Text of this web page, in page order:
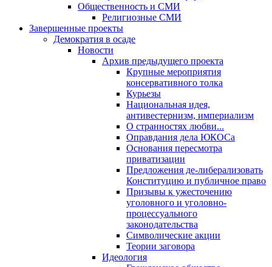
Общественность и СМИ
Религиозные СМИ
Завершенные проекты
Демократия в осаде
Новости
Архив предыдущего проекта
Крупные мероприятия
консервативного толка
Курьезы
Национальная идея,
антивестернизм, империализм
О странностях любви...
Оправдания дела ЮКОСа
Основания пересмотра
приватизации
Предложения де-либерализовать
Конституцию и публичное право
Призывы к ужесточению
уголовного и уголовно-
процессуального
законодательства
Символические акции
Теории заговора
Идеология